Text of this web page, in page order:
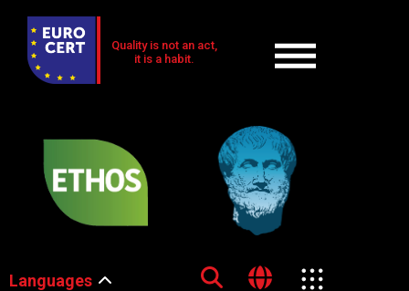
Quality is not an act,
it is a habit.
Languages